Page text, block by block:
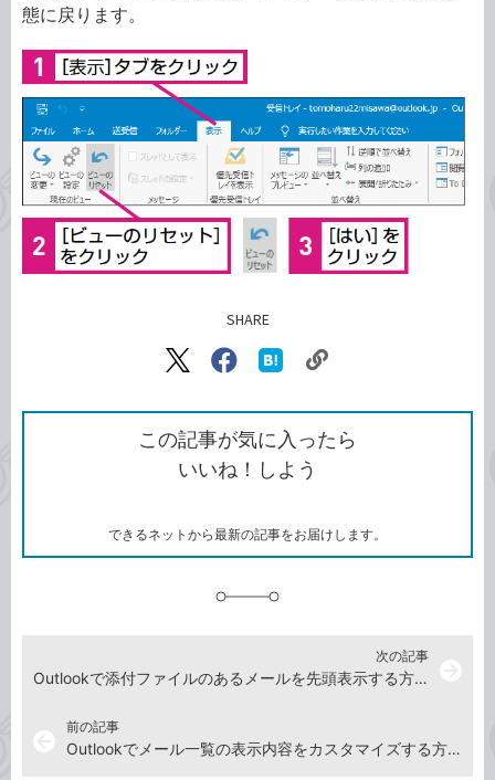
態に戻ります。
SHARE
X（旧
で
シ
ェ
ア
Facebook
シ
ェ
ア
な
ブ
ッ
ク
ク
ク
を
コ
この記事が気に入ったら
いいね！しよう
できるネットから最新の記事をお届けします。
前の記事
Outlookでメール一覧の表示内容をカスタマイズする方法
次の記事
Outlookで添付ファイルのあるメールを先頭表示する方法